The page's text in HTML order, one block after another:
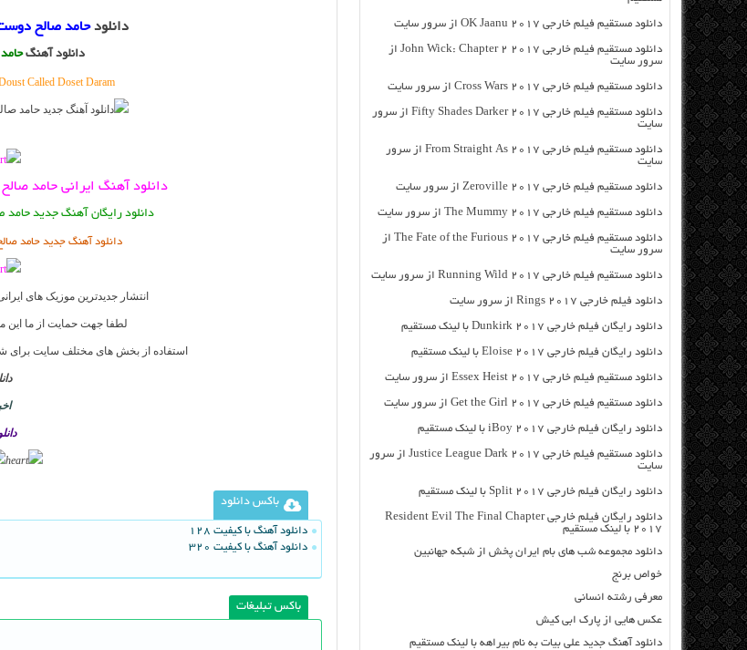
دانلودحامد صالح
دانلود آهنگ
Called Doset Daram
دانلود آهنگ ایرانی حامد
دانلود رایگان آهنگ جدید
دانلود آهنگ جدید حامد
انتشار جدیدترین موزیک های
لطفا جهت حمایت از ما این
استفاده از بخش های مختلف سایت برای
باکس دانلود
دانلود آهنگ با کیفیت 128
دانلود آهنگ با کیفیت 320
باکس تبلیغات
دانلود مستقیم فیلم خارجی OK Jaanu 2017 از سرور سایت
دانلود مستقیم فیلم خارجی John Wick: Chapter 2 2017 از
سرور سایت
دانلود مستقیم فیلم خارجی Cross Wars 2017 از سرور سایت
دانلود مستقیم فیلم خارجی Fifty Shades Darker 2017 از سرور
سایت
دانلود مستقیم فیلم خارجی From Straight As 2017 از سرور
سایت
دانلود مستقیم فیلم خارجی Zeroville 2017 از سرور سایت
دانلود مستقیم فیلم خارجی The Mummy 2017 از سرور سایت
دانلود مستقیم فیلم خارجی The Fate of the Furious 2017 از
سرور سایت
دانلود مستقیم فیلم خارجی Running Wild 2017 از سرور سایت
دانلود فیلم خارجی Rings 2017 از سرور سایت
دانلود رایگان فیلم خارجی Dunkirk 2017 با لینک مستقیم
دانلود رایگان فیلم خارجی Eloise 2017 با لینک مستقیم
دانلود مستقیم فیلم خارجی Essex Heist 2017 از سرور سایت
دانلود مستقیم فیلم خارجی Get the Girl 2017 از سرور سایت
دانلود رایگان فیلم خارجی iBoy 2017 با لینک مستقیم
دانلود مستقیم فیلم خارجی Justice League Dark 2017 از سرور
سایت
دانلود رایگان فیلم خارجی Split 2017 با لینک مستقیم
دانلود رایگان فیلم خارجی Resident Evil The Final Chapter
2017 با لینک مستقیم
دانلود مجموعه شب های بام ایران پخش از شبکه جهانبین
خواص برنج
معرفی رشته انسانی
عکس هایی از پارک ابی کیش
دانلود آهنگ جدید علی بیات به نام بیراهه با لینک مستقیم